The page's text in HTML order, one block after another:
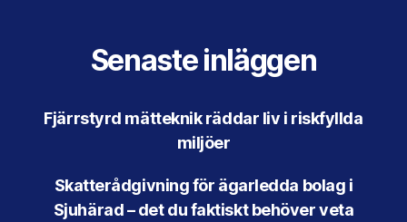
Senaste inläggen
Fjärrstyrd mätteknik räddar liv i riskfyllda
miljöer
Skatterådgivning för ägarledda bolag i
Sjuhärad – det du faktiskt behöver veta